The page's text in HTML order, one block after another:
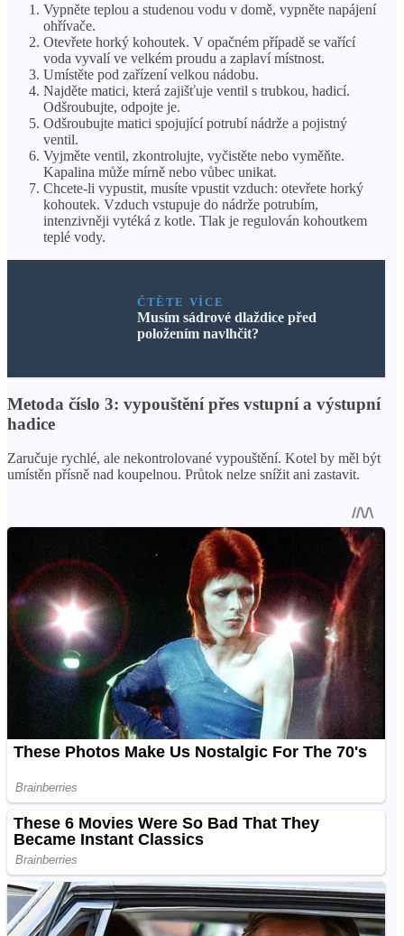
Vypněte teplou a studenou vodu v domě, vypněte napájení
ohřívače.
Otevřete horký kohoutek. V opačném případě se vařící
voda vyvalí ve velkém proudu a zaplaví místnost.
Umístěte pod zařízení velkou nádobu.
Najděte matici, která zajišťuje ventil s trubkou, hadicí.
Odšroubujte, odpojte je.
Odšroubujte matici spojující potrubí nádrže a pojistný
ventil.
Vyjměte ventil, zkontrolujte, vyčistěte nebo vyměňte.
Kapalina může mírně nebo vůbec unikat.
Chcete-li vypustit, musíte vpustit vzduch: otevřete horký
kohoutek. Vzduch vstupuje do nádrže potrubím,
intenzivněji vytéká z kotle. Tlak je regulován kohoutkem
teplé vody.
ČTĚTE VÍCE
Musím sádrové dlaždice před
položením navlhčit?
Metoda číslo 3: vypouštění přes vstupní a výstupní
hadice
Zaručuje rychlé, ale nekontrolované vypouštění. Kotel by měl být
umístěn přísně nad koupelnou. Průtok nelze snížit ani zastavit.